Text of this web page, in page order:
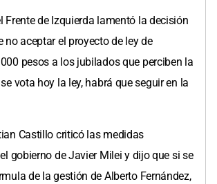
Frente de Izquierda lamentó la decisión
no aceptar el proyecto de ley de
pesos a los jubilados que perciben la
vota hoy la ley, habrá que seguir en la
Castillo criticó las medidas
gobierno de Javier Milei y dijo que si se
de la gestión de Alberto Fernández,